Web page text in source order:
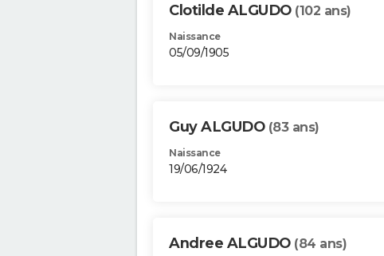
Clotilde ALGUDO (102 ans)
Naissance
05/09/1905
Guy ALGUDO (83 ans)
Naissance
19/06/1924
Andree ALGUDO (84 ans)